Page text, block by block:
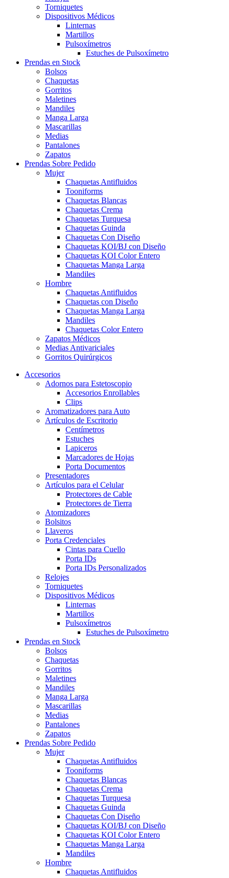
Torniquetes
Dispositivos Médicos
Linternas
Martillos
Pulsoxímetros
Estuches de Pulsoxímetro
Prendas en Stock
Bolsos
Chaquetas
Gorritos
Maletines
Mandiles
Manga Larga
Mascarillas
Medias
Pantalones
Zapatos
Prendas Sobre Pedido
Mujer
Chaquetas Antifluidos
Tooniforms
Chaquetas Blancas
Chaquetas Crema
Chaquetas Turquesa
Chaquetas Guinda
Chaquetas Con Diseño
Chaquetas KOI/BJ con Diseño
Chaquetas KOI Color Entero
Chaquetas Manga Larga
Mandiles
Hombre
Chaquetas Antifluidos
Chaquetas con Diseño
Chaquetas Manga Larga
Mandiles
Chaquetas Color Entero
Zapatos Médicos
Medias Antivariciales
Gorritos Quirúrgicos
Accesorios
Adornos para Estetoscopio
Accesorios Enrollables
Clips
Aromatizadores para Auto
Artículos de Escritorio
Centímetros
Estuches
Lapiceros
Marcadores de Hojas
Porta Documentos
Presentadores
Artículos para el Celular
Protectores de Cable
Protectores de Tierra
Atomizadores
Bolsitos
Llaveros
Porta Credenciales
Cintas para Cuello
Porta IDs
Porta IDs Personalizados
Relojes
Torniquetes
Dispositivos Médicos
Linternas
Martillos
Pulsoxímetros
Estuches de Pulsoxímetro
Prendas en Stock
Bolsos
Chaquetas
Gorritos
Maletines
Mandiles
Manga Larga
Mascarillas
Medias
Pantalones
Zapatos
Prendas Sobre Pedido
Mujer
Chaquetas Antifluidos
Tooniforms
Chaquetas Blancas
Chaquetas Crema
Chaquetas Turquesa
Chaquetas Guinda
Chaquetas Con Diseño
Chaquetas KOI/BJ con Diseño
Chaquetas KOI Color Entero
Chaquetas Manga Larga
Mandiles
Hombre
Chaquetas Antifluidos